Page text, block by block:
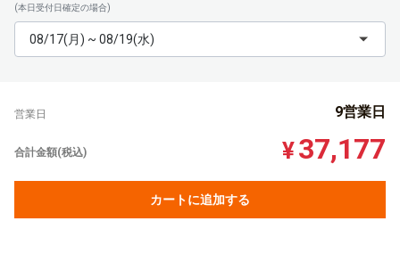
(本日受付日確定の場合)
08/17(月) ~ 08/19(水)
営業日 9営業日
合計金額(税込) ¥37,177
カートに追加する